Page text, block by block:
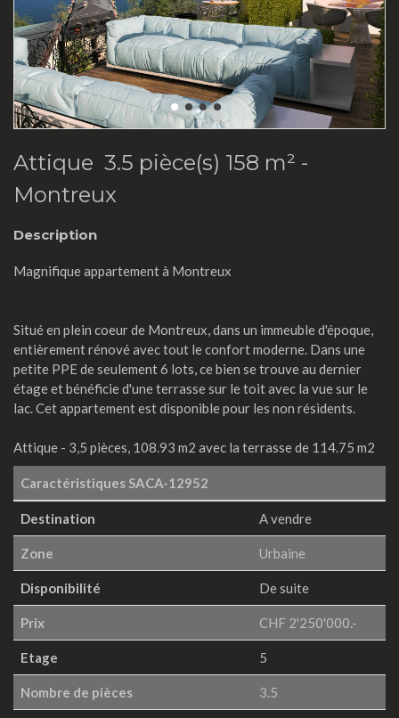
Attique 3.5 pièce(s) 158 m² -
Montreux
Description
Magnifique appartement à Montreux
Situé en plein coeur de Montreux, dans un immeuble d'époque,
entièrement rénové avec tout le confort moderne. Dans une
petite PPE de seulement 6 lots, ce bien se trouve au dernier
étage et bénéficie d'une terrasse sur le toit avec la vue sur le
lac. Cet appartement est disponible pour les non résidents.
Attique - 3,5 pièces, 108.93 m2 avec la terrasse de 114.75 m2
Caractéristiques SACA-12952
Destination A vendre
Zone Urbaine
Disponibilité De suite
Prix CHF 2'250'000.-
Etage 5
Nombre de pièces 3.5